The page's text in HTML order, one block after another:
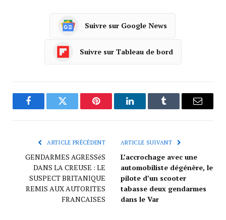
Suivre sur Google News
Suivre sur Tableau de bord
FacebookTwitter Pinterest LinkedInTumblr
ARTICLE PRÉCÉDENT
GENDARMES AGRESSéS
DANS LA CREUSE : LE
SUSPECT BRITANIQUE
REMIS AUX AUTORITES
FRANCAISES
ARTICLE SUIVANT
L’accrochage avec une
automobiliste dégénère, le
pilote d’un scooter
tabasse deux gendarmes
dans le Var